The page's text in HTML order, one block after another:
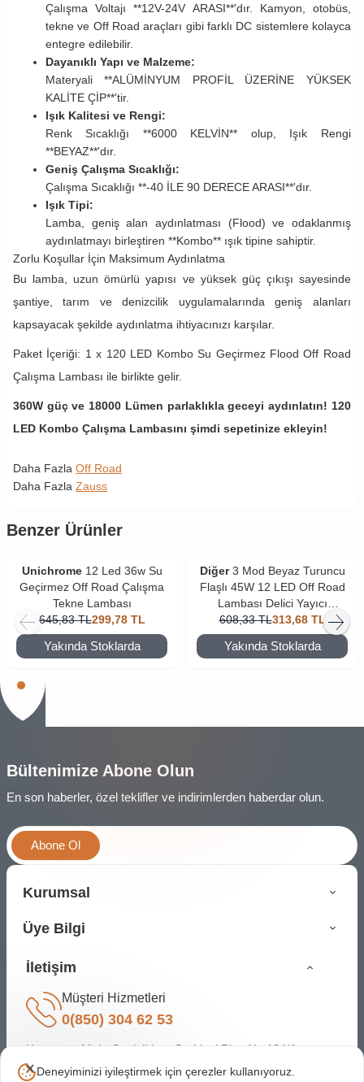
Deneyiminizi iyileştirmek için çerezler kullanıyoruz.
Çalışma Voltajı **12V-24V ARASI**'dır. Kamyon, otobüs,
tekne ve Off Road araçları gibi farklı DC sistemlere kolayca
entegre edilebilir.
Dayanıklı Yapı ve Malzeme:
Materyali **ALÜMİNYUM PROFİL ÜZERİNE YÜKSEK
KALİTE ÇİP**'tir.
Işık Kalitesi ve Rengi:
Renk Sıcaklığı **6000 KELVİN** olup, Işık Rengi
**BEYAZ**'dır.
Geniş Çalışma Sıcaklığı:
Çalışma Sıcaklığı **-40 İLE 90 DERECE ARASI**'dır.
Işık Tipi:
Lamba, geniş alan aydınlatması (Flood) ve odaklanmış
aydınlatmayı birleştiren **Kombo** ışık tipine sahiptir.
Zorlu Koşullar İçin Maksimum Aydınlatma
Bu lamba, uzun ömürlü yapısı ve yüksek güç çıkışı sayesinde
şantiye, tarım ve denizcilik uygulamalarında geniş alanları
kapsayacak şekilde aydınlatma ihtiyacınızı karşılar.
Paket İçeriği: 1 x 120 LED Kombo Su Geçirmez Flood Off Road
Çalışma Lambası ile birlikte gelir.
360W güç ve 18000 Lümen parlaklıkla geceyi aydınlatın! 120
LED Kombo Çalışma Lambasını şimdi sepetinize ekleyin!
Daha Fazla Off Road
Daha Fazla Zauss
Benzer Ürünler
Unichrome 12 Led 36w Su
Geçirmez Off Road Çalışma
Tekne Lambası
645,83 TL299,78 TL
Yakında Stoklarda
Diğer 3 Mod Beyaz Turuncu
Flaşlı 45W 12 LED Off Road
Lambası Delici Yayıcı
Motosiklet Sis Farı
608,33 TL313,68 TL
Yakında Stoklarda
Bültenimize Abone Olun
En son haberler, özel teklifler ve indirimlerden haberdar olun.
Abone Ol
Kurumsal
Üye Bilgi
İletişim
Müşteri Hizmetleri
0(850) 304 62 53
Karapınar Mah. Cevizlidere Caddesi Bina No:134/A
Çankaya Ankara